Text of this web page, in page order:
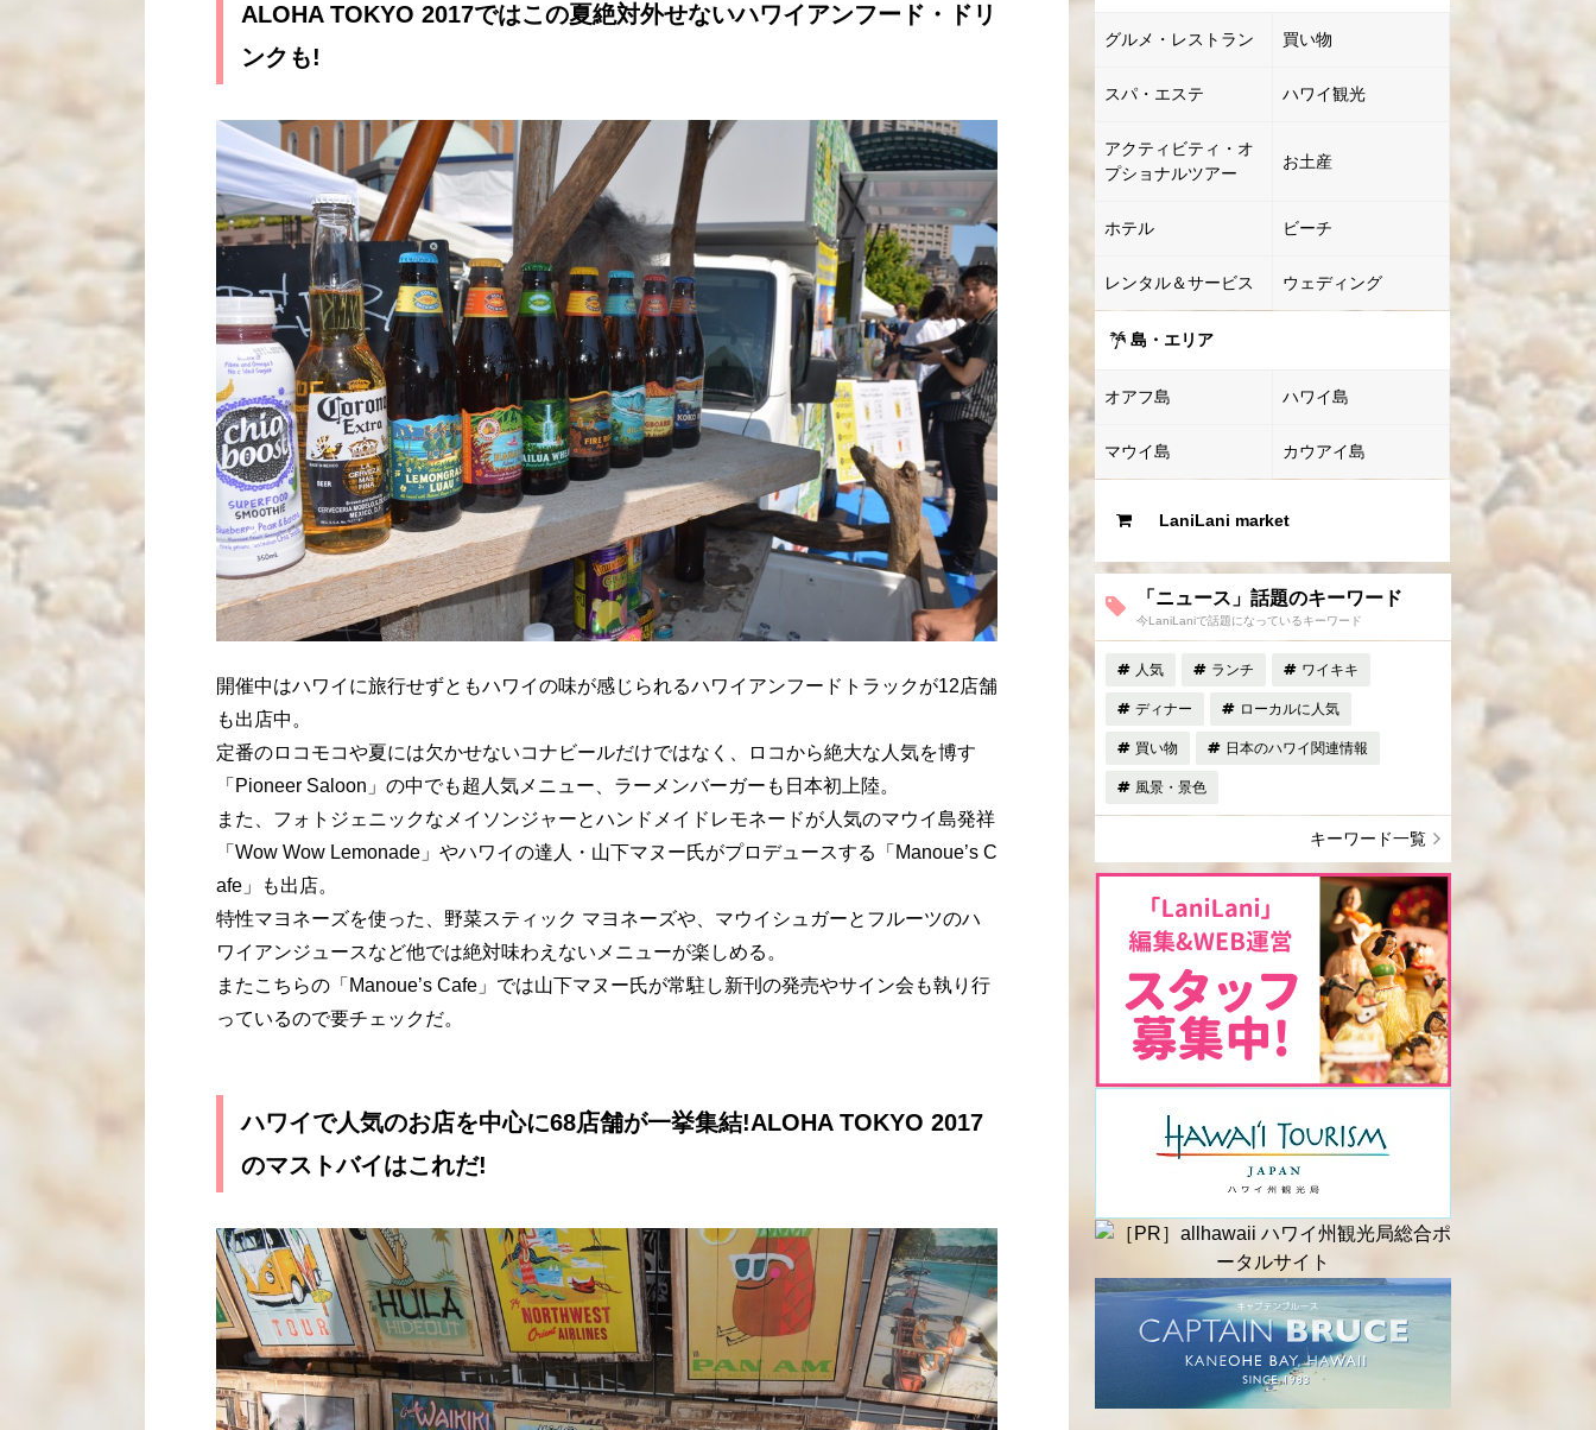
ALOHA TOKYO 2017ではこの夏絶対外せないハワイアンフード・ドリ
ンクも!
開催中はハワイに旅行せずともハワイの味が感じられるハワイアンフードトラックが12店舗
も出店中。
定番のロコモコや夏には欠かせないコナビールだけではなく、ロコから絶大な人気を博す
「Pioneer Saloon」の中でも超人気メニュー、ラーメンバーガーも日本初上陸。
また、フォトジェニックなメイソンジャーとハンドメイドレモネードが人気のマウイ島発祥
「Wow Wow Lemonade」やハワイの達人・山下マヌー氏がプロデュースする「Manoue’s C
afe」も出店。
特性マヨネーズを使った、野菜スティック マヨネーズや、マウイシュガーとフルーツのハ
ワイアンジュースなど他では絶対味わえないメニューが楽しめる。
またこちらの「Manoue’s Cafe」では山下マヌー氏が常駐し新刊の発売やサイン会も執り行
っているので要チェックだ。
ハワイで人気のお店を中心に68店舗が一挙集結!ALOHA TOKYO 2017
のマストバイはこれだ!
グルメ・レストラン 買い物
スパ・エステ ハワイ観光
アクティビティ・オ
プショナルツアー
お土産
ホテル ビーチ
レンタル＆サービス ウェディング
島・エリア
オアフ島 ハワイ島
マウイ島 カウアイ島
LaniLani market
「ニュース」話題のキーワード
今LaniLaniで話題になっているキーワード
人気 ランチ ワイキキ
ディナー ローカルに人気
買い物 日本のハワイ関連情報
風景・景色
キーワード一覧